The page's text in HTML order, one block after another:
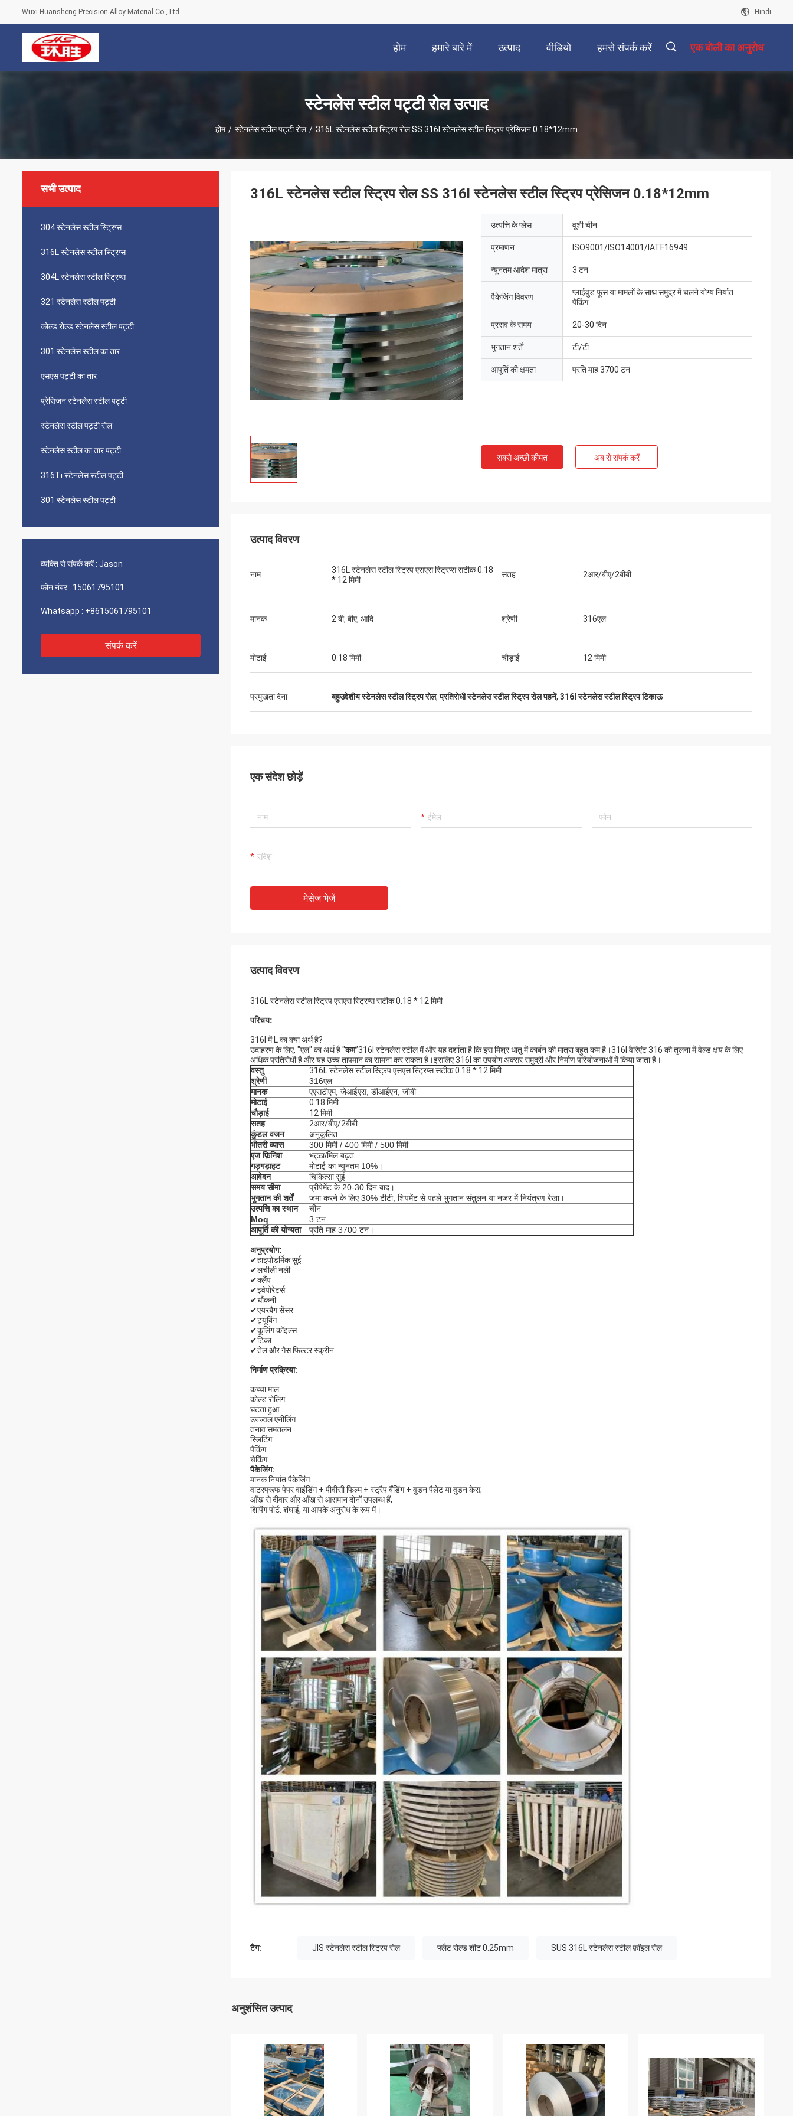
Wuxi Huansheng Precision Alloy Material Co., Ltd Hindi
होम हमारे बारे में उत्पाद वीडियो हमसे संपर्क करें एक बोली का अनुरोध
स्टेनलेस स्टील पट्टी रोल उत्पाद
होम / स्टेनलेस स्टील पट्टी रोल / 316L स्टेनलेस स्टील स्ट्रिप रोल SS 316l स्टेनलेस स्टील स्ट्रिप प्रेसिजन 0.18*12mm
सभी उत्पाद
304 स्टेनलेस स्टील स्ट्रिप्स
316L स्टेनलेस स्टील स्ट्रिप्स
304L स्टेनलेस स्टील स्ट्रिप्स
321 स्टेनलेस स्टील पट्टी
कोल्ड रोल्ड स्टेनलेस स्टील पट्टी
301 स्टेनलेस स्टील का तार
एसएस पट्टी का तार
प्रेसिजन स्टेनलेस स्टील पट्टी
स्टेनलेस स्टील पट्टी रोल
स्टेनलेस स्टील का तार पट्टी
316Ti स्टेनलेस स्टील पट्टी
301 स्टेनलेस स्टील पट्टी
व्यक्ति से संपर्क करें : Jason
फ़ोन नंबर : 15061795101
Whatsapp : +8615061795101
संपर्क करें
316L स्टेनलेस स्टील स्ट्रिप रोल SS 316l स्टेनलेस स्टील स्ट्रिप प्रेसिजन 0.18*12mm
उत्पत्ति के प्लेस वूशी चीन
प्रमाणन ISO9001/ISO14001/IATF16949
न्यूनतम आदेश मात्रा 3 टन
पैकेजिंग विवरण
प्लाईवुड फूस या मामलों के साथ समुद्र में चलने योग्य निर्यात
पैकिंग
प्रसव के समय 20-30 दिन
भुगतान शर्तें टी/टी
आपूर्ति की क्षमता प्रति माह 3700 टन
सबसे अच्छी कीमत अब से संपर्क करें
उत्पाद विवरण
नाम
316L स्टेनलेस स्टील स्ट्रिप एसएस स्ट्रिप्स सटीक 0.18
* 12 मिमी
सतह 2आर/बीए/2बीबी
मानक 2 बी, बीए, आदि श्रेणी 316एल
मोटाई 0.18 मिमी चौड़ाई 12 मिमी
प्रमुखता देना बहुउद्देशीय स्टेनलेस स्टील स्ट्रिप रोल,प्रतिरोधी स्टेनलेस स्टील स्ट्रिप रोल पहनें, 316l स्टेनलेस स्टील स्ट्रिप टिकाऊ
एक संदेश छोड़ें
मेसेज भेजें
उत्पाद विवरण
316L स्टेनलेस स्टील स्ट्रिप एसएस स्ट्रिप्स सटीक 0.18 * 12 मिमी
परिचय:
316l में L का क्या अर्थ है?
उदाहरण के लिए, "एल" का अर्थ है "कम”316l स्टेनलेस स्टील में और यह दर्शाता है कि इस मिश्र धातु में कार्बन की मात्रा बहुत कम है।316l वैरिएंट 316 की तुलना में वेल्ड क्षय के लिए
अधिक प्रतिरोधी है और यह उच्च तापमान का सामना कर सकता है।इसलिए 316l का उपयोग अक्सर समुद्री और निर्माण परियोजनाओं में किया जाता है।
वस्तु
316L स्टेनलेस स्टील स्ट्रिप एसएस स्ट्रिप्स सटीक 0.18 * 12 मिमी
श्रेणी
316एल
मानक
एएसटीएम, जेआईएस, डीआईएन, जीबी
मोटाई
0.18 मिमी
चौड़ाई
12 मिमी
सतह
2आर/बीए/2बीबी
कुंडल वजन
अनुकूलित
भीतरी व्यास
300 मिमी / 400 मिमी / 500 मिमी
एज फ़िनिश
भट्ठा/मिल बढ़त
गड़गड़ाहट
मोटाई का न्यूनतम 10%।
आवेदन
चिकित्सा सुई
समय सीमा
प्रीपेमेंट के 20-30 दिन बाद।
भुगतान की शर्तें
जमा करने के लिए 30% टीटी, शिपमेंट से पहले भुगतान संतुलन या नजर में नियंत्रण रेखा।
उत्पत्ति का स्थान
चीन
Moq
3 टन
आपूर्ति की योग्यता
प्रति माह 3700 टन।
अनुप्रयोग:
✔हाइपोडर्मिक सुई
✔लचीली नली
✔क्लैंप
✔इवेपोरेटर्स
✔धौंकनी
✔एयरबैग सेंसर
✔ट्यूबिंग
✔कूलिंग कॉइल्स
✔टिका
✔तेल और गैस फिल्टर स्क्रीन
निर्माण प्रक्रिया:
कच्चा माल
कोल्ड रोलिंग
घटता हुआ
उज्ज्वल एनीलिंग
तनाव समतलन
स्लिटिंग
पैकिंग
चेकिंग
पैकेजिंग:
मानक निर्यात पैकेजिंग:
वाटरप्रूफ पेपर वाइंडिंग + पीवीसी फिल्म + स्ट्रैप बैंडिंग + वुडन पैलेट या वुडन केस;
आँख से दीवार और आँख से आसमान दोनों उपलब्ध हैं;
शिपिंग पोर्ट: शंघाई, या आपके अनुरोध के रूप में।
टैग: JIS स्टेनलेस स्टील स्ट्रिप रोल फ्लैट रोल्ड शीट 0.25mm SUS 316L स्टेनलेस स्टील फ़ॉइल रोल
अनुशंसित उत्पाद